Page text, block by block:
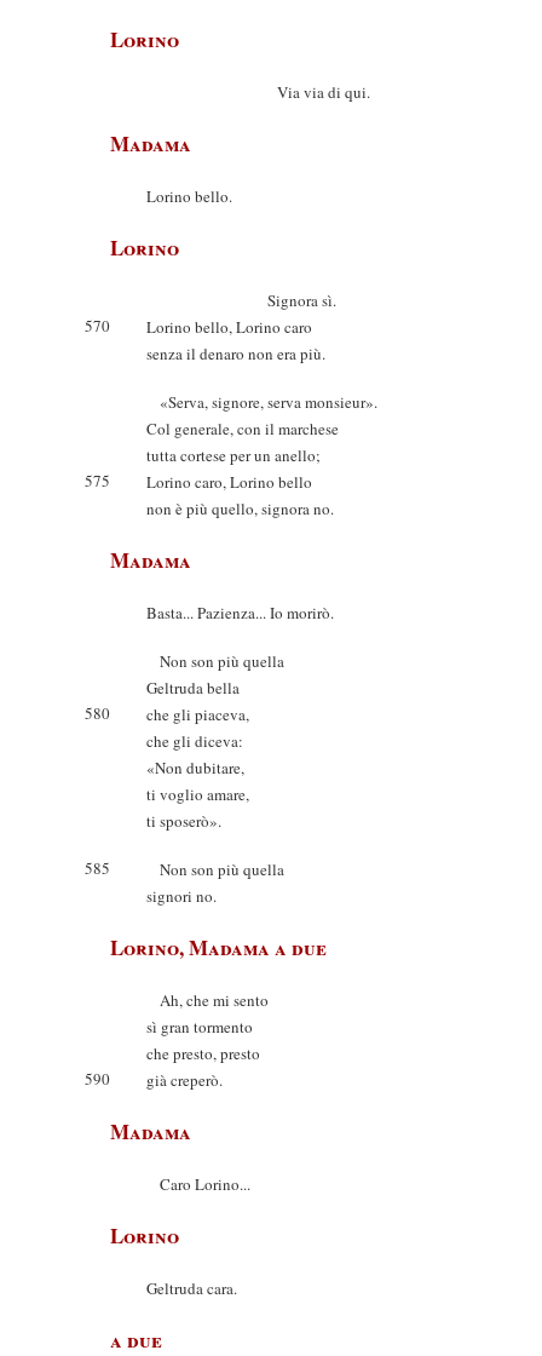
Lorino
Via via di qui.
Madama
Lorino bello.
Lorino
Signora sì.
570
Lorino bello, Lorino caro
senza il denaro non era più.
«Serva, signore, serva monsieur».
Col generale, con il marchese
tutta cortese per un anello;
575
Lorino caro, Lorino bello
non è più quello, signora no.
Madama
Basta... Pazienza... Io morirò.
Non son più quella
Geltruda bella
580
che gli piaceva,
che gli diceva:
«Non dubitare,
ti voglio amare,
ti sposerò».
585
Non son più quella
signori no.
Lorino, Madama a due
Ah, che mi sento
sì gran tormento
che presto, presto
590
già creperò.
Madama
Caro Lorino...
Lorino
Geltruda cara.
a due